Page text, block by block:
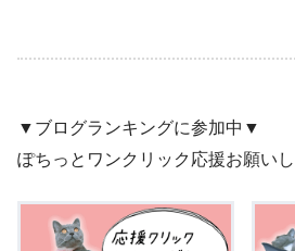
▼ブログランキングに参加中▼
ぽちっとワンクリック応援お願いし